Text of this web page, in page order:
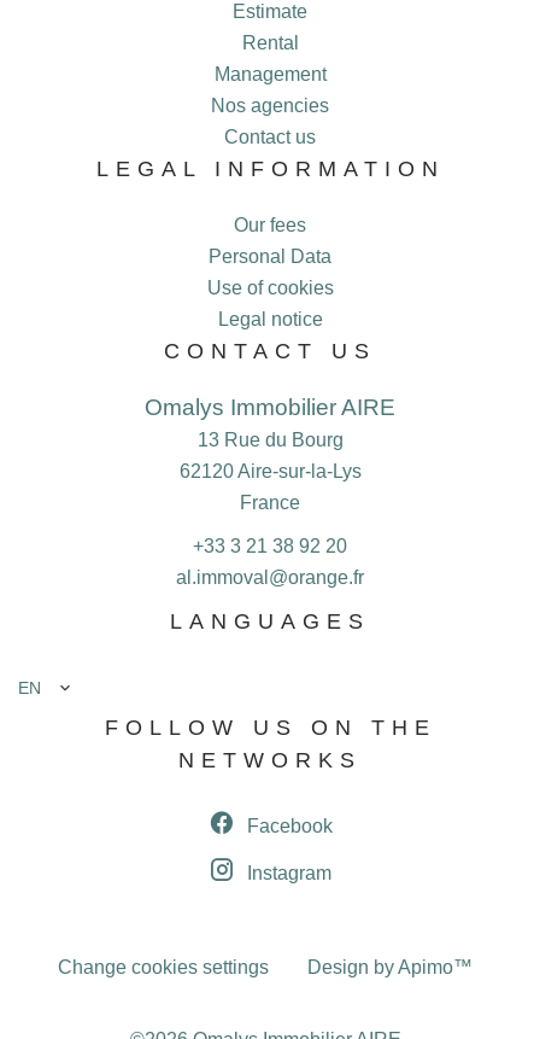
Estimate
Rental
Management
Nos agencies
Contact us
LEGAL INFORMATION
Our fees
Personal Data
Use of cookies
Legal notice
CONTACT US
Omalys Immobilier AIRE
13 Rue du Bourg
62120Aire-sur-la-Lys
France
+33 3 21 38 92 20
al.immoval@orange.fr
LANGUAGES
EN
FOLLOW US ON THE
NETWORKS
Facebook
Instagram
Change cookies settings Design byApimo™